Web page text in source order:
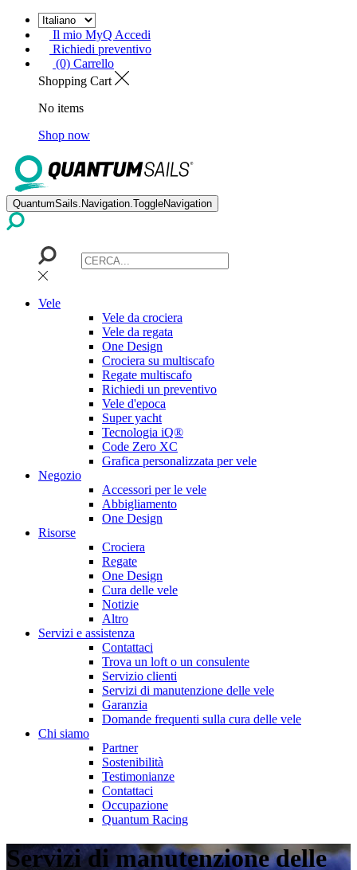
Il mio MyQ Accedi
Richiedi preventivo
(0) Carrello
Shopping Cart
No items
Shop now
QuantumSails.Navigation.ToggleNavigation
Vele
Vele da crociera
Vele da regata
One Design
Crociera su multiscafo
Regate multiscafo
Richiedi un preventivo
Vele d'epoca
Super yacht
Tecnologia iQ®
Code Zero XC
Grafica personalizzata per vele
Negozio
Accessori per le vele
Abbigliamento
One Design
Risorse
Crociera
Regate
One Design
Cura delle vele
Notizie
Altro
Servizi e assistenza
Contattaci
Trova un loft o un consulente
Servizio clienti
Servizi di manutenzione delle vele
Garanzia
Domande frequenti sulla cura delle vele
Chi siamo
Partner
Sostenibilità
Testimonianze
Contattaci
Occupazione
Quantum Racing
Servizi di manutenzione delle